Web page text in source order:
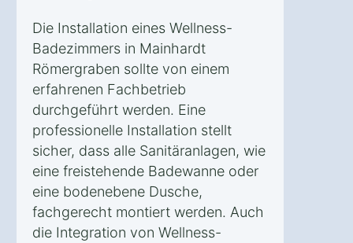
Die Installation eines Wellness-
Badezimmers in Mainhardt
Römergraben sollte von einem
erfahrenen Fachbetrieb
durchgeführt werden. Eine
professionelle Installation stellt
sicher, dass alle Sanitäranlagen, wie
eine freistehende Badewanne oder
eine bodenebene Dusche,
fachgerecht montiert werden. Auch
die Integration von Wellness-